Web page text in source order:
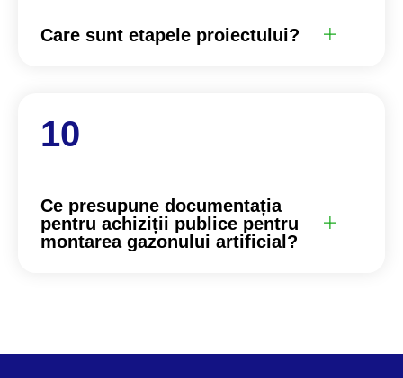
Care sunt etapele proiectului?
Ce presupune documentația
pentru achiziții publice pentru
montarea gazonului artificial?